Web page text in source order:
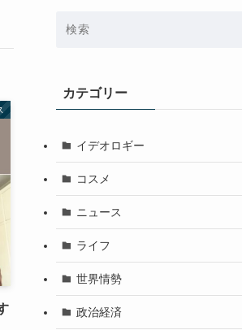
カテゴリー
イデオロギー
コスメ
ニュース
ライフ
世界情勢
政治経済